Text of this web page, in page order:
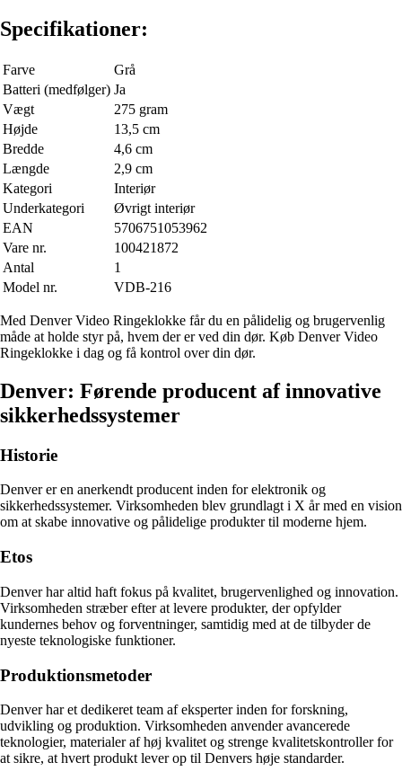
Specifikationer:
Farve
Grå
Batteri (medfølger) Ja
Vægt
275 gram
Højde
13,5 cm
Bredde
4,6 cm
Længde
2,9 cm
Kategori
Interiør
Underkategori
Øvrigt interiør
EAN
5706751053962
Vare nr.
100421872
Antal
1
Model nr.
VDB-216
Med Denver Video Ringeklokke får du en pålidelig og brugervenlig
måde at holde styr på, hvem der er ved din dør. Køb Denver Video
Ringeklokke i dag og få kontrol over din dør.
Denver: Førende producent af innovative
sikkerhedssystemer
Historie
Denver er en anerkendt producent inden for elektronik og
sikkerhedssystemer. Virksomheden blev grundlagt i X år med en vision
om at skabe innovative og pålidelige produkter til moderne hjem.
Etos
Denver har altid haft fokus på kvalitet, brugervenlighed og innovation.
Virksomheden stræber efter at levere produkter, der opfylder
kundernes behov og forventninger, samtidig med at de tilbyder de
nyeste teknologiske funktioner.
Produktionsmetoder
Denver har et dedikeret team af eksperter inden for forskning,
udvikling og produktion. Virksomheden anvender avancerede
teknologier, materialer af høj kvalitet og strenge kvalitetskontroller for
at sikre, at hvert produkt lever op til Denvers høje standarder.